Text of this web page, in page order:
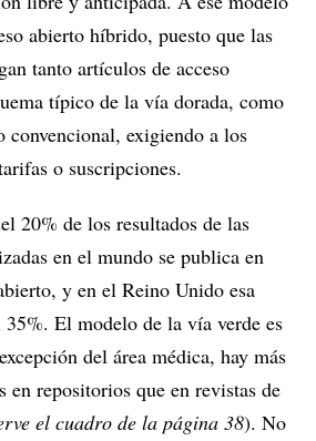
abierto híbrido, puesto que las
tanto artículos de acceso
típico de la vía dorada, como
convencional, exigiendo a los
o suscripciones.
20% de los resultados de las
en el mundo se publica en
y en el Reino Unido esa
El modelo de la vía verde es
del área médica, hay más
en repositorios que en revistas de
el cuadro de la página 38). No